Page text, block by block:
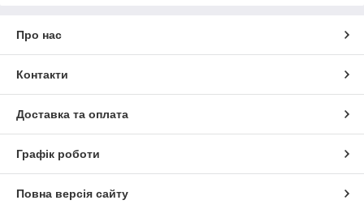
Про нас
Контакти
Доставка та оплата
Графік роботи
Повна версія сайту